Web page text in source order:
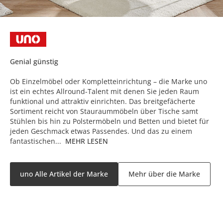
Genial günstig
Ob Einzelmöbel oder Kompletteinrichtung – die Marke uno
ist ein echtes Allround-Talent mit denen Sie jeden Raum
funktional und attraktiv einrichten. Das breitgefächerte
Sortiment reicht von Stauraummöbeln über Tische samt
Stühlen bis hin zu Polstermöbeln und Betten und bietet für
jeden Geschmack etwas Passendes. Und das zu einem
fantastischen... MEHR LESEN
uno Alle Artikel der Marke Mehr über die Marke